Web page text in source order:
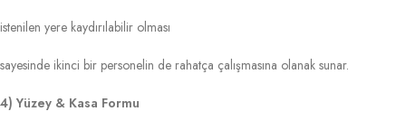
istenilen yere kaydırılabilir olması
sayesinde ikinci bir personelin de rahatça çalışmasına olanak sunar.
4) Yüzey & Kasa Formu